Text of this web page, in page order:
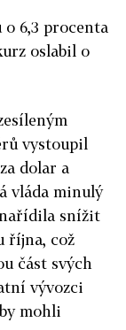
o 6,3 procenta
oslabil o
vystoupil
dolar a
vláda minulý
snížit
října, což
část svých
vývozci
mohli